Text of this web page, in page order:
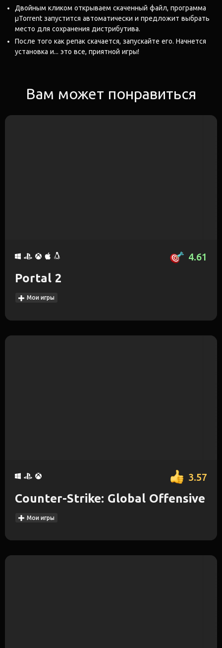
Двойным кликом открываем скаченный файл, программа
μTorrent запустится автоматически и предложит выбрать
место для сохранения дистрибутива.
После того как репак скачается, запускайте его. Начнется
установка и... это все, приятной игры!
Вам может понравиться
4.61
Portal 2
Мои игры
3.57
Counter-Strike: Global Offensive
Мои игры